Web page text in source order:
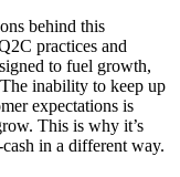
behind this
practices and
to fuel growth,
inability to keep up
expectations is
This is why it’s
in a different way.